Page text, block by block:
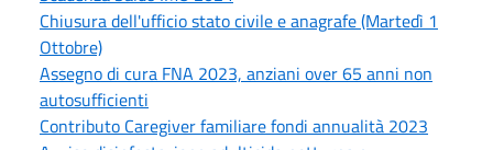
Chiusura dell'ufficio stato civile e anagrafe (Martedì 1
Ottobre)
Assegno di cura FNA 2023, anziani over 65 anni non
autosufficienti
Contributo Caregiver familiare fondi annualità 2023